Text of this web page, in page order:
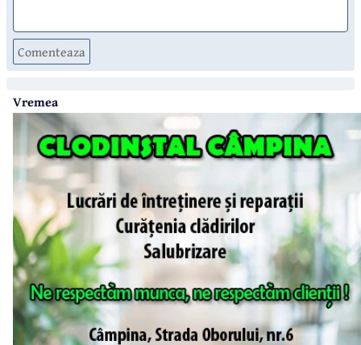
Comenteaza
Vremea